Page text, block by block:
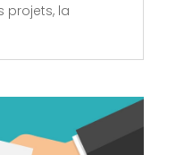
projets, la